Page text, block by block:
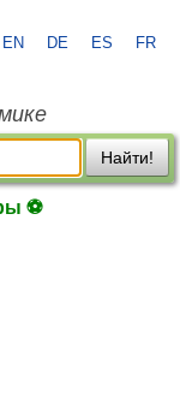
EN DE ES FR
Найти!
⚽